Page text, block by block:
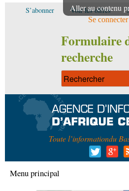
Aller au contenu
S’abonner Voir les offres
Se connecter
Formulaire
recherche
Toute l’informationdu
Menu principal